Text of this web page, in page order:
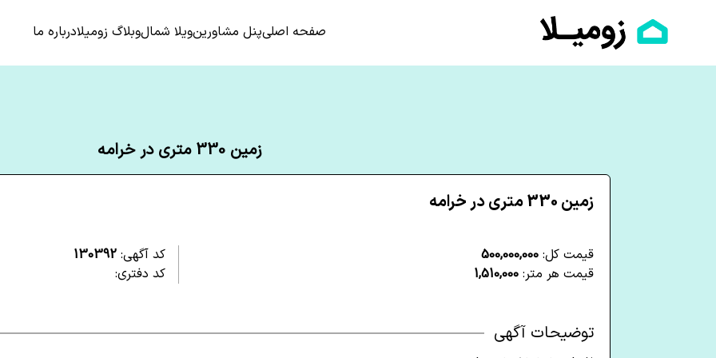
صفحه اصلیپنل مشاورینویلا شمالوبلاگ زومیلادرباره ما
زمین 330 متری در خرامه
زمین 330 متری در خرامه
قیمت کل: 500,000,000
قیمت هر متر: 1,510,000
کد آگهی: 130392
کد دفتری:
توضیحات آگهی